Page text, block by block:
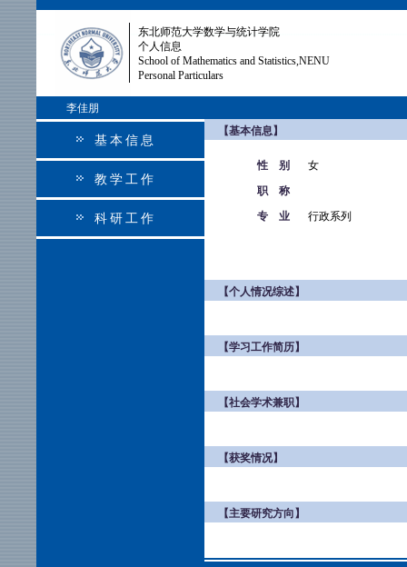
东北师范大学数学与统计学院
个人信息
School of Mathematics and Statistics,NENU
Personal Particulars
李佳朋
基本信息
教学工作
科研工作
【基本信息】
性 别
女
职 称
专 业
行政系列
【个人情况综述】
【学习工作简历】
【社会学术兼职】
【获奖情况】
【主要研究方向】